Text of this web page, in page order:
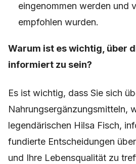
eingenommen werden und
empfohlen wurden.
Warum ist es wichtig, über
informiert zu sein?
Es ist wichtig, dass Sie sich
Nahrungsergänzungsmitteln,
legendärischen Hilsa Fisch,
fundierte Entscheidungen
und Ihre Lebensqualität zu